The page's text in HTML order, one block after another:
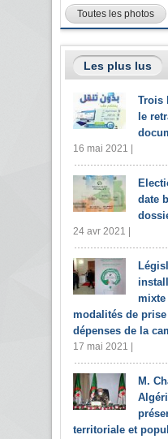
Toutes les photos
Les plus lus
Trois
le
16 mai 2021 |
date
24 avr 2021 |
modalités de
dépenses de la
17 mai 2021 |
M.
territoriale et